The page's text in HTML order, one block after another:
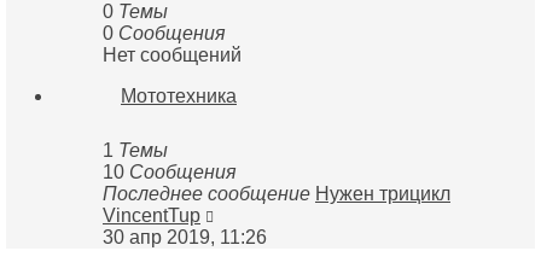
0 Темы
0 Сообщения
Нет сообщений
Мототехника
1 Темы
10 Сообщения
Последнее сообщение Нужен трицикл
VincentTup
к
30 апр 2019, 11:26